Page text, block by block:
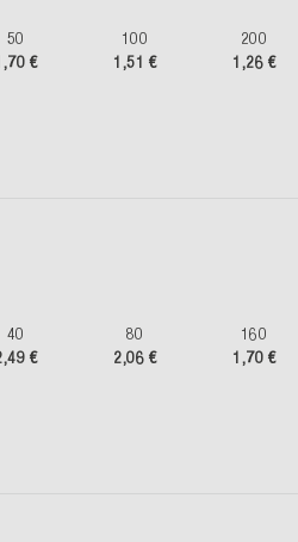
50
€
100
1,51 €
200
1,26 €
40
€
80
2,06 €
160
1,70 €